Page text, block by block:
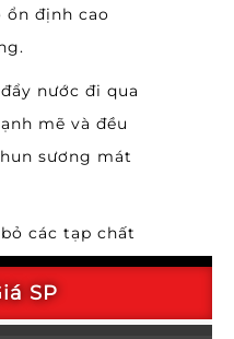
ổn định cao
nước đi qua
mẽ và đều
sương mát
các tạp chất
được phun
sương
SP